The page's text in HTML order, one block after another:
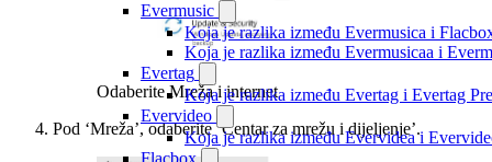
Evermusic
Koja je razlika između Evermusica i
Koja je razlika između Evermusicaa i
Evertag
Koja je razlika između Evertag i Evertag
Evervideo
Koja je razlika između Evervidea i
Flacbox
Odaberite Mreža i internet
Pod ‘Mreža’, odaberite ‘Centar za mrežu i dijeljenje’.